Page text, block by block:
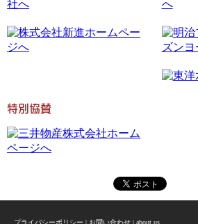
特別協賛
プライバシーポリシー | お問い合わせ | about us